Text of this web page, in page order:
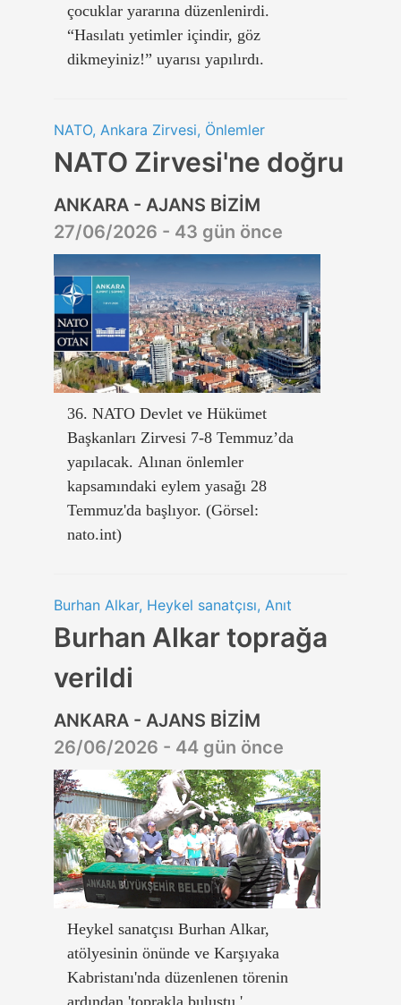
çocuklar yararına düzenlenirdi.
“Hasılatı yetimler içindir, göz
dikmeyiniz!” uyarısı yapılırdı.
NATO, Ankara Zirvesi, Önlemler
NATO Zirvesi'ne doğru
ANKARA - AJANS BİZİM
27/06/2026 - 43 gün önce
36. NATO Devlet ve Hükümet
Başkanları Zirvesi 7-8 Temmuz’da
yapılacak. Alınan önlemler
kapsamındaki eylem yasağı 28
Temmuz'da başlıyor. (Görsel:
nato.int)
Burhan Alkar, Heykel sanatçısı, Anıt
Burhan Alkar toprağa
verildi
ANKARA - AJANS BİZİM
26/06/2026 - 44 gün önce
Heykel sanatçısı Burhan Alkar,
atölyesinin önünde ve Karşıyaka
Kabristanı'nda düzenlenen törenin
ardından 'toprakla buluştu.'